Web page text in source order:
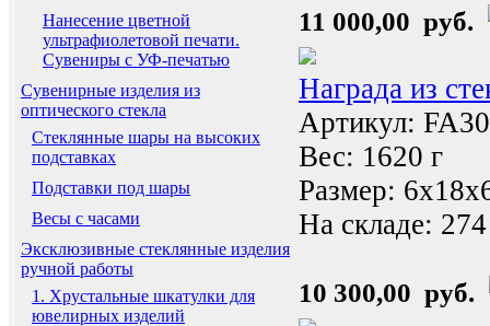
Нанесение цветной
ультрафиолетовой печати.
Сувениры с УФ-печатью
Сувенирные изделия из
оптического стекла
Стеклянные шары на высоких
подставках
Подставки под шары
Весы с часами
Эксклюзивные стеклянные изделия
ручной работы
1. Хрустальные шкатулки для
ювелирных изделий
11 000,00 руб.
Награда из
Артикул:
Вес: 1620 г
Размер:
На складе:
10 300,00 руб.